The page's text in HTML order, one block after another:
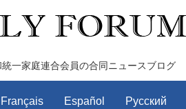
一家庭連合会員の合同ニュースブログ
Français Español Pусский